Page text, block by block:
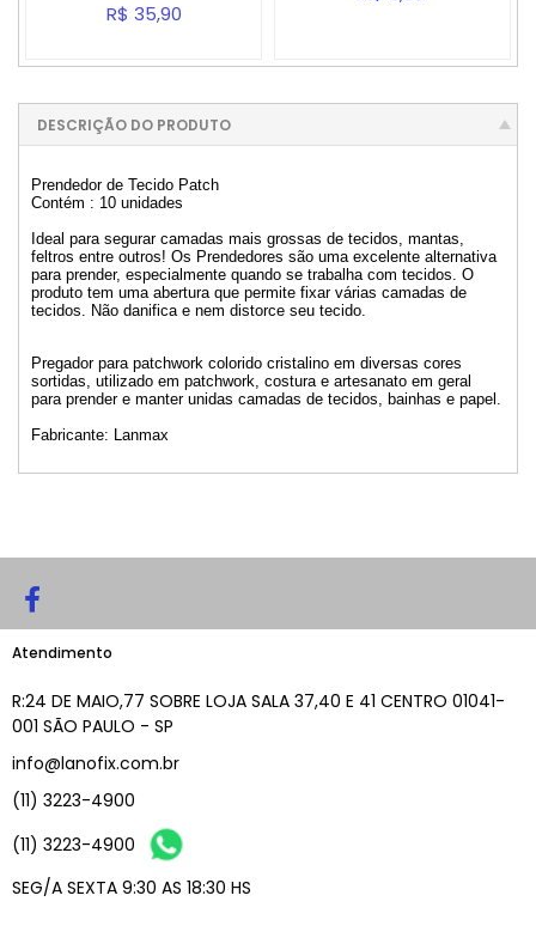
R$ 35,90
DESCRIÇÃO DO PRODUTO
Prendedor de Tecido Patch
Contém : 10 unidades
Ideal para segurar camadas mais grossas de tecidos, mantas,
feltros entre outros! Os Prendedores são uma excelente alternativa
para prender, especialmente quando se trabalha com tecidos. O
produto tem uma abertura que permite fixar várias camadas de
tecidos. Não danifica e nem distorce seu tecido.
Pregador para patchwork colorido cristalino em diversas cores
sortidas, utilizado em patchwork, costura e artesanato em geral
para prender e manter unidas camadas de tecidos, bainhas e papel.
Fabricante: Lanmax
Atendimento
R:24 DE MAIO,77 SOBRE LOJA SALA 37,40 E 41 CENTRO 01041-
001 SÃO PAULO - SP
info@lanofix.com.br
(11) 3223-4900
(11) 3223-4900
SEG/A SEXTA 9:30 AS 18:30 HS